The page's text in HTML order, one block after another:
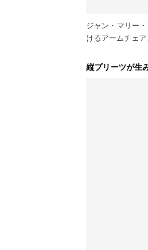
ジャン・マリー
けるアームチェ
縦プリーツが生